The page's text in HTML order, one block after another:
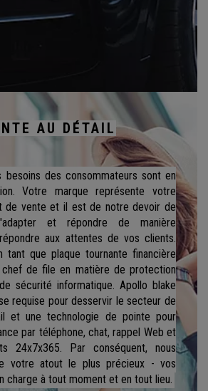
AU DÉTAIL
des consommateurs sont en
Votre marque représente votre
de vente et il est de notre devoir de
et répondre de manière
aux attentes de vos clients.
tant que plaque tournante financière
de file en matière de protection
sécurité informatique. Apollo blake
requise pour desservir le secteur de
et une technologie de pointe pour
par téléphone, chat, rappel Web et
24x7x365. Par conséquent, nous
votre atout le plus précieux - vos
charge à tout moment et en tout lieu.